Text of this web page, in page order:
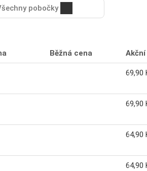
pobočky
Běžná cena
69,90
69,90
64,90
64,90